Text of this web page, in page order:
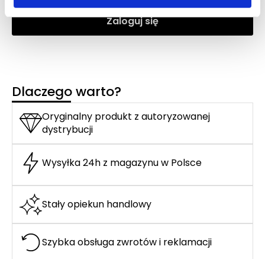
Zaloguj się
Dlaczego warto?
Oryginalny produkt z autoryzowanej
dystrybucji
Wysyłka 24h z magazynu w Polsce
Stały opiekun handlowy
Szybka obsługa zwrotów i reklamacji